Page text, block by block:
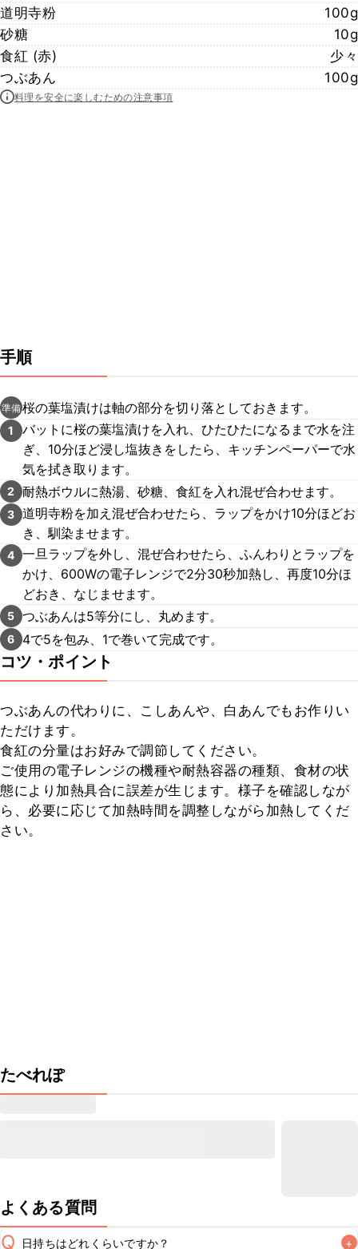
道明寺粉
100g
砂糖
10g
食紅 (赤)
少々
つぶあん
100g
料理を安全に楽しむための注意事項
手順
準備桜の葉塩漬けは軸の部分を切り落としておきます。
1
バットに桜の葉塩漬けを入れ、ひたひたになるまで水を注
ぎ、10分ほど浸し塩抜きをしたら、キッチンペーパーで水
気を拭き取ります。
2 耐熱ボウルに熱湯、砂糖、食紅を入れ混ぜ合わせます。
3 道明寺粉を加え混ぜ合わせたら、ラップをかけ10分ほどお
き、馴染ませます。
4 一旦ラップを外し、混ぜ合わせたら、ふんわりとラップを
かけ、600Wの電子レンジで2分30秒加熱し、再度10分ほ
どおき、なじませます。
5 つぶあんは5等分にし、丸めます。
6 4で5を包み、1で巻いて完成です。
コツ・ポイント
つぶあんの代わりに、こしあんや、白あんでもお作りい
ただけます。
食紅の分量はお好みで調節してください。
ご使用の電子レンジの機種や耐熱容器の種類、食材の状
態により加熱具合に誤差が生じます。様子を確認しなが
ら、必要に応じて加熱時間を調整しながら加熱してくだ
さい。
たべれぽ
よくある質問
Q 日持ちはどれくらいですか？ +